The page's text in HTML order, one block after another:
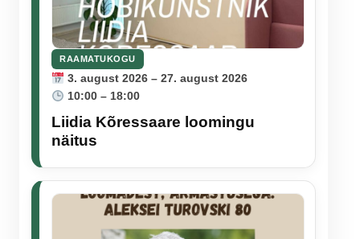
RAAMATUKOGU
3. august 2026 – 27. august 2026
10:00 – 18:00
Liidia Kõressaare loomingu
näitus